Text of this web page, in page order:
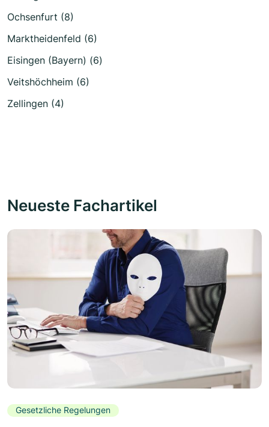
Ochsenfurt (8)
Marktheidenfeld (6)
Eisingen (Bayern) (6)
Veitshöchheim (6)
Zellingen (4)
Neueste Fachartikel
Gesetzliche Regelungen